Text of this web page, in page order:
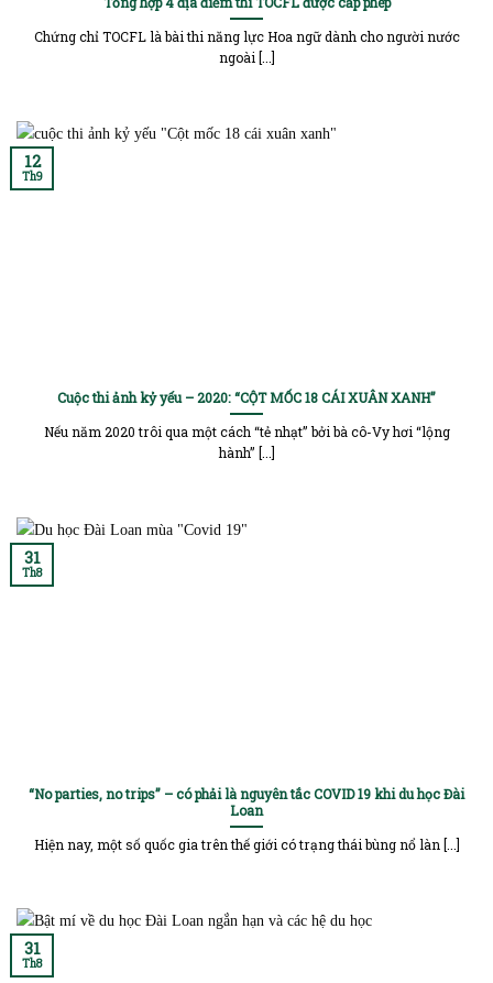
Chứng chỉ TOCFL là bài thi năng lực Hoa ngữ dành cho người nước
ngoài [...]
Cuộc thi ảnh kỷ yếu – 2020: “CỘT MỐC 18 CÁI XUÂN XANH”
Nếu năm 2020 trôi qua một cách “tẻ nhạt” bởi bà cô-Vy hơi “lộng
hành” [...]
12
Th9
“No parties, no trips” – có phải là nguyên tắc COVID 19 khi du học Đài
Loan
Hiện nay, một số quốc gia trên thế giới có trạng thái bùng nổ làn [...]
31
Th8
31
Th8